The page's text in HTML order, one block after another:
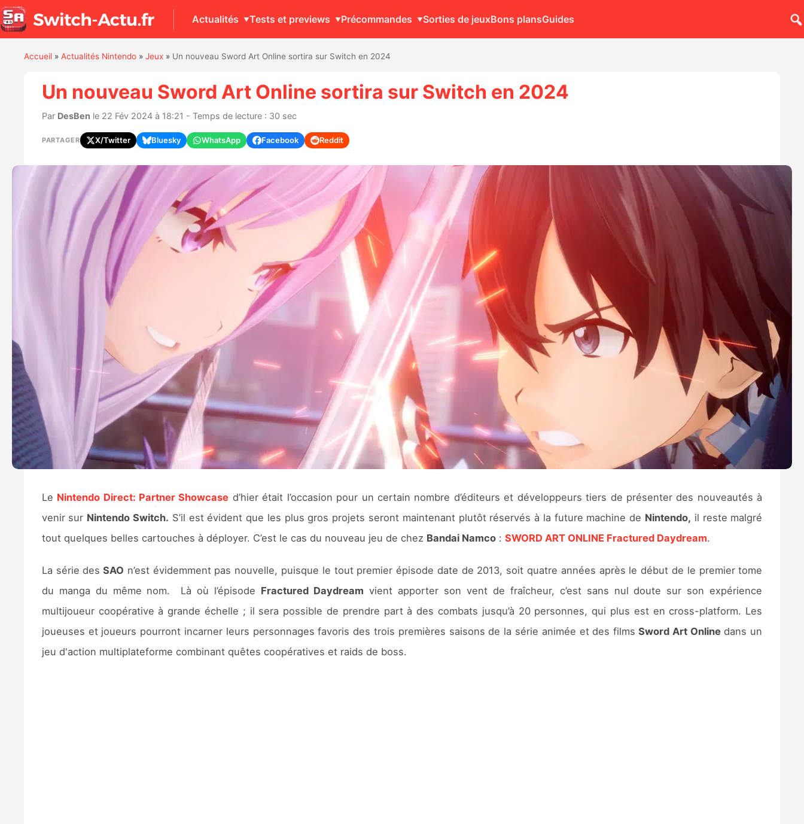
Actualités Tests et previews Précommandes Sorties de jeuxBons plansGuides
Accueil» Actualités Nintendo» Jeux» Un nouveau Sword Art Online sortira sur Switch en 2024
Un nouveau Sword Art Online sortira sur Switch en 2024
Par DesBen le 22 Fév 2024 à 18:21 - Temps de lecture : 30 sec
PARTAGER X/Twitter Bluesky WhatsApp Facebook Reddit
Le Nintendo Direct: Partner Showcase d’hier était l’occasion pour un certain nombre d’éditeurs et développeurs tiers de présenter des nouveautés à
venir sur Nintendo Switch. S’il est évident que les plus gros projets seront maintenant plutôt réservés à la future machine de Nintendo, il reste malgré
tout quelques belles cartouches à déployer. C’est le cas du nouveau jeu de chez Bandai Namco: SWORD ART ONLINE Fractured Daydream.
La série des SAO n’est évidemment pas nouvelle, puisque le tout premier épisode date de 2013, soit quatre années après le début de le premier tome
du manga du même nom. Là où l’épisode Fractured Daydream vient apporter son vent de fraîcheur, c’est sans nul doute sur son expérience
multijoueur coopérative à grande échelle ; il sera possible de prendre part à des combats jusqu’à 20 personnes, qui plus est en cross-platform. Les
joueuses et joueurs pourront incarner leurs personnages favoris des trois premières saisons de la série animée et des films Sword Art Onlinedans un
jeu d'action multiplateforme combinant quêtes coopératives et raids de boss.